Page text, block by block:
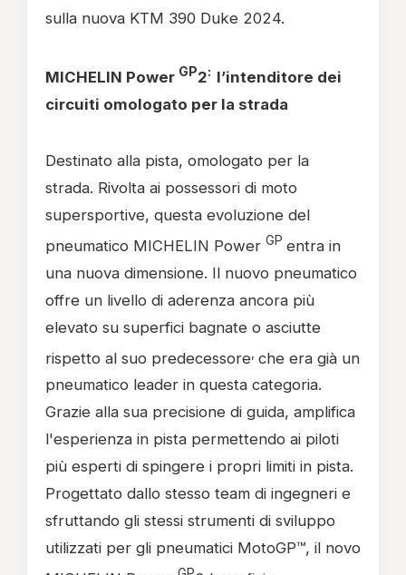
sulla nuova KTM 390 Duke 2024.
MICHELIN Power GP2: l’intenditore dei
circuiti omologato per la strada
Destinato alla pista, omologato per la
strada. Rivolta ai possessori di moto
supersportive, questa evoluzione del
pneumatico MICHELIN Power GP entra in
una nuova dimensione. Il nuovo pneumatico
offre un livello di aderenza ancora più
elevato su superfici bagnate o asciutte
rispetto al suo predecessore che era già un
pneumatico leader in questa categoria.
Grazie alla sua precisione di guida, amplifica
l'esperienza in pista permettendo ai piloti
più esperti di spingere i propri limiti in pista.
Progettato dallo stesso team di ingegneri e
sfruttando gli stessi strumenti di sviluppo
utilizzati per gli pneumatici MotoGP™, il novo